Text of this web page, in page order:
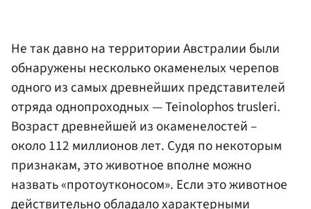
Не так давно на территории Австралии были
обнаружены несколько окаменелых черепов
одного из самых древнейших представителей
отряда однопроходных — Teinolophos trusleri.
Возраст древнейшей из окаменелостей –
около 112 миллионов лет. Судя по некоторым
признакам, это животное вполне можно
назвать «протоутконосом». Если это животное
действительно обладало характерными